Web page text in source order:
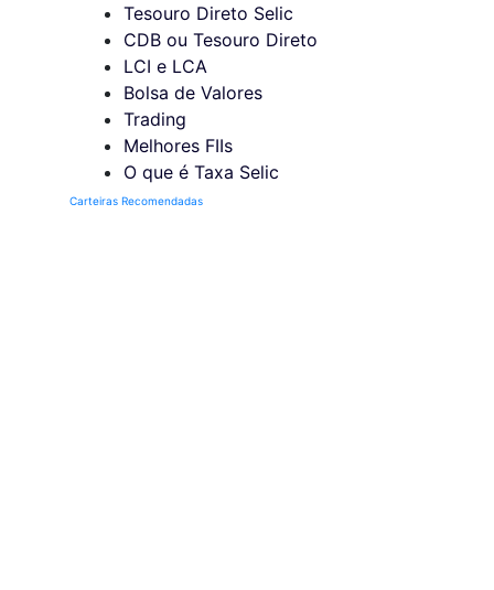
Tesouro Direto Selic
CDB ou Tesouro Direto
LCI e LCA
Bolsa de Valores
Trading
Melhores FIIs
O que é Taxa Selic
Carteiras Recomendadas